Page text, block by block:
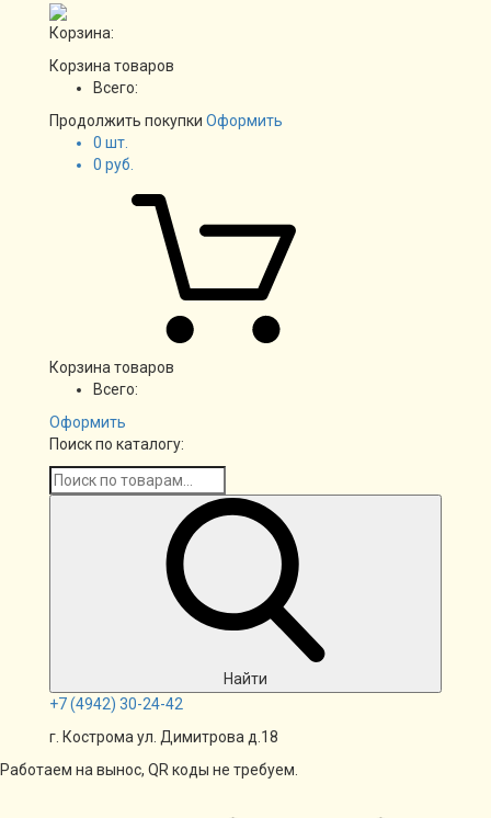
Корзина:
Корзина товаров
Всего:
Продолжить покупки Оформить
0 шт.
0 руб.
Корзина товаров
Всего:
Оформить
Поиск по каталогу:
Найти
+7(4942) 30-24-42
г. Кострома ул. Димитрова д.18
Работаем на вынос, QR коды не требуем.